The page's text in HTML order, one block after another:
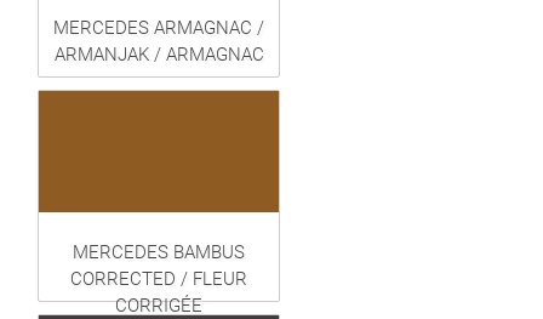
MERCEDES ARMAGNAC /
ARMANJAK / ARMAGNAC
MERCEDES BAMBUS
CORRECTED / FLEUR
CORRIGÉE